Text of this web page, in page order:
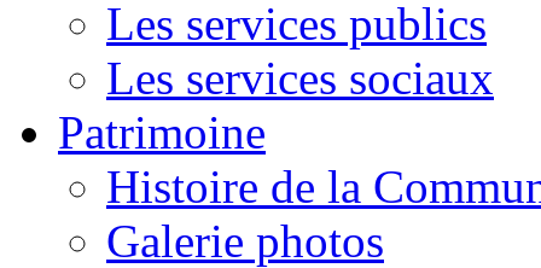
Les services publics
Les services sociaux
Patrimoine
Histoire de la
Galerie photos